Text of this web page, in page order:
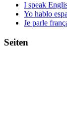
I speak
Yo hablo
Je parle
Seiten